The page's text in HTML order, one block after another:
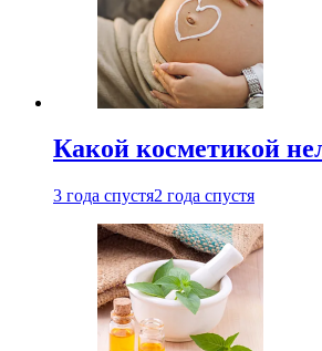
Какой косметикой
3 года спустя2 года спустя